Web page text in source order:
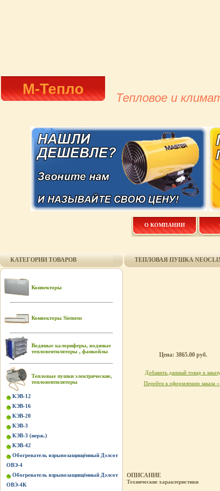
М-Тепло
Тепловое и
О КОМПАНИИ
КАТЕГОРИИ ТОВАРОВ
Конвекторы
Конвекторы Siemens
Водяные калориферы, водяные
тепловентиляторы , фанкойлы
Тепловые пушки электрические,
тепловентиляторы
КЭВ-12
КЭВ-16
КЭВ-20
КЭВ-3
КЭВ-3 (нерж.)
КЭВ-42
Обогреватель взрывозащищённый Дэлсот
ОВЭ-4
Обогреватель взрывозащищённый Дэлсот
ОВЭ-4К
ТЕПЛОВАЯ ПУШКА
Цена: 3865.00 руб.
Добавить данный товар к
Перейти к оформлению заказа
ОПИСАНИЕ
Технические характеристики